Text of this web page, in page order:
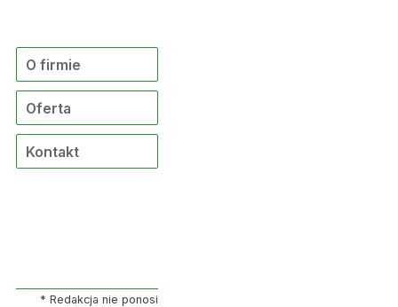
O firmie
Oferta
Kontakt
* Redakcja nie ponosi